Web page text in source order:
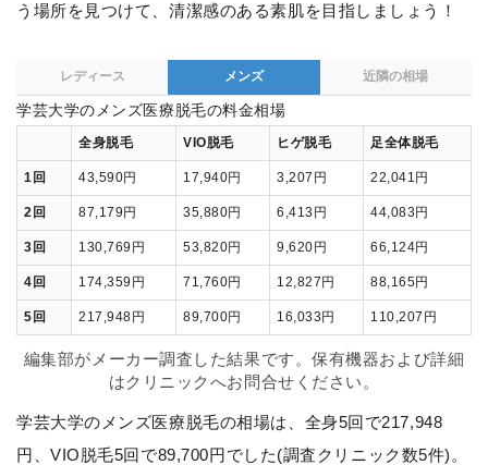
う場所を見つけて、清潔感のある素肌を目指しましょう！
レディース メンズ 近隣の相場
学芸大学のメンズ医療脱毛の料金相場
全身脱毛 VIO脱毛 ヒゲ脱毛 足全体脱毛
1回 43,590円 17,940円 3,207円 22,041円
2回 87,179円 35,880円 6,413円 44,083円
3回 130,769円 53,820円 9,620円 66,124円
4回 174,359円 71,760円 12,827円 88,165円
5回 217,948円 89,700円 16,033円 110,207円
編集部がメーカー調査した結果です。保有機器および詳細
はクリニックへお問合せください。
学芸大学のメンズ医療脱毛の相場は、全身5回で217,948
円、VIO脱毛5回で89,700円でした(調査クリニック数5件)。